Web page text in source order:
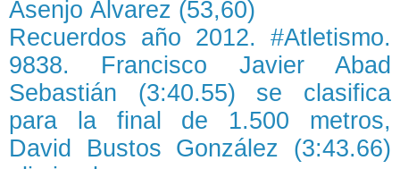
Asenjo Álvarez (53,60)
Recuerdos año 2012. #Atletismo.
9838. Francisco Javier Abad
Sebastián (3:40.55) se clasifica
para la final de 1.500 metros,
David Bustos González (3:43.66)